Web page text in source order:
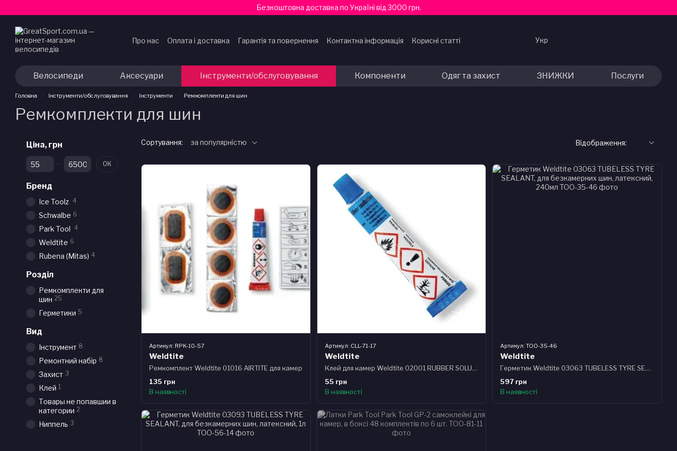
Безкоштовна доставка по Україні від 3000 грн.
Про нас Оплата і доставка Гарантія та повернення Контактна інформація
Корисні статті
Укр
Велосипеди Аксесуари Інструменти/обслуговування Компоненти Одяг та захист ЗНИЖКИ Послуги
Головна Інструменти/обслуговування Інструменти Ремкомплекти для шин
Ремкомплекти для шин
Сортування: за популярністю Відображення:
Артикул: RPK-10-57
Weldtite
Ремкомплект Weldtite 01016 AIRTITE для камер
135 грн
В наявності
Артикул: CLL-71-17
Weldtite
Клей для камер Weldtite 02001 RUBBER SOLUTION, 5гр
55 грн
В наявності
Артикул: TOO-35-46
Weldtite
Герметик Weldtite 03063 TUBELESS TYRE SEALANT, для безкамерних шин, латексний, 240мл
597 грн
В наявності
Ціна, грн
Від Ціна, грн
До Ціна, грн ОК
Бренд
Ice Toolz 4
Schwalbe 6
Park Tool 4
Weldtite 6
Rubena (Mitas) 4
Розділ
Ремкомплекти для
шин 25
Герметики 5
Вид
Інструмент 8
Ремонтний набір 8
Захист 3
Клей 1
Товары не попавшии в
категории 2
Ниппель 3